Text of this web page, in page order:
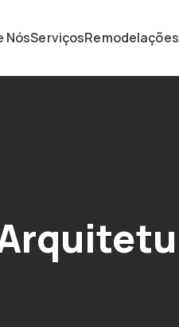
NósServiçosRemodelações